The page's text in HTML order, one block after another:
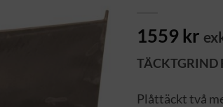
1559 kr
TÄCKTGRIND
Plåttäckt två